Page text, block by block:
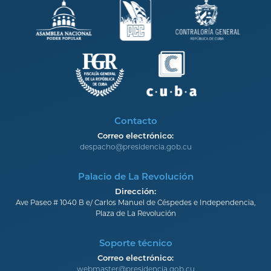
Contacto
Correo electrónico:
despacho@presidencia.gob.cu
Palacio de La Revolución
Dirección:
Ave Paseo # 1040 B e/ Carlos Manuel de Céspedes e Independencia,
Plaza de La Revolución
Soporte técnico
Correo electrónico:
webmaster@presidencia.gob.cu